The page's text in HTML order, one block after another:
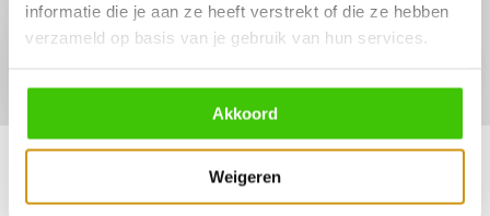
informatie die je aan ze heeft verstrekt of die ze hebben
verzameld op basis van je gebruik van hun services.
Akkoord
Weigeren
Abonneer
* Lees hier de wettelijke beperkingen